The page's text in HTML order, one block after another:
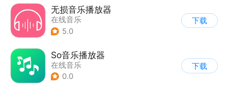
无损音乐播放器
在线音乐
5.0
下载
So音乐播放器
在线音乐
0.0
下载